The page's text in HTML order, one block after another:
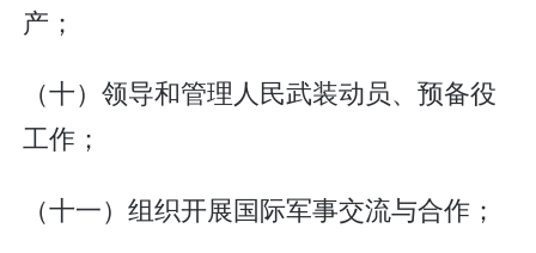
产；
（十）领导和管理人民武装动员、预备役
工作；
（十一）组织开展国际军事交流与合作；